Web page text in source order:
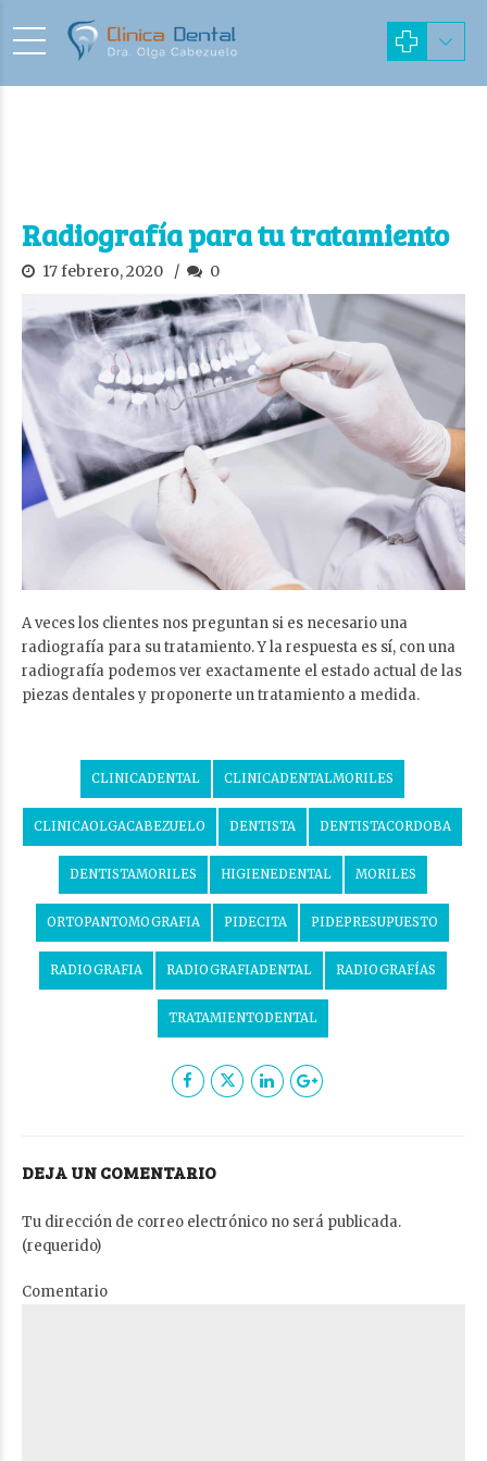
Radiografía para tu tratamiento
17 febrero, 2020 0
A veces los clientes nos preguntan si es necesario una
radiografía para su tratamiento. Y la respuesta es sí, con una
radiografía podemos ver exactamente el estado actual de las
piezas dentales y proponerte un tratamiento a medida.
CLINICADENTAL CLINICADENTALMORILES
CLINICAOLGACABEZUELO DENTISTA DENTISTACORDOBA
DENTISTAMORILES HIGIENEDENTAL MORILES
ORTOPANTOMOGRAFIA PIDECITA PIDEPRESUPUESTO
RADIOGRAFIA RADIOGRAFIADENTAL RADIOGRAFÍAS
TRATAMIENTODENTAL
DEJA UN COMENTARIO
Tu dirección de correo electrónico no será publicada.
(requerido)
Comentario